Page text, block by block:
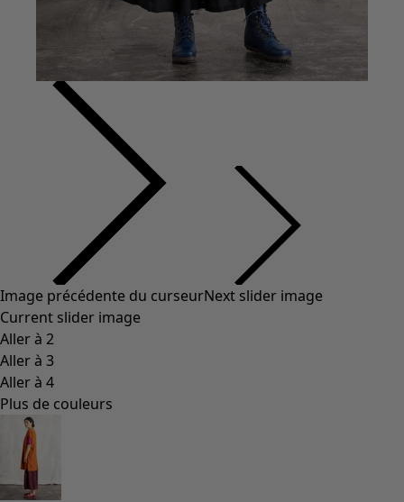
Image précédente du curseurNext slider image
Current slider image
Aller à 2
Aller à 3
Aller à 4
Plus de couleurs